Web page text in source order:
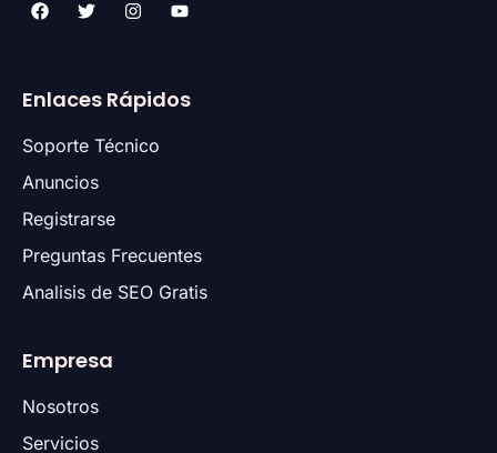
Enlaces Rápidos
Soporte Técnico
Anuncios
Registrarse
Preguntas Frecuentes
Analisis de SEO Gratis
Empresa
Nosotros
Servicios